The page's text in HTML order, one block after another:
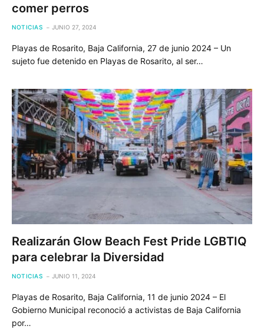
comer perros
NOTICIAS JUNIO 27, 2024
Playas de Rosarito, Baja California, 27 de junio 2024 – Un
sujeto fue detenido en Playas de Rosarito, al ser…
Realizarán Glow Beach Fest Pride LGBTIQ
para celebrar la Diversidad
NOTICIAS JUNIO 11, 2024
Playas de Rosarito, Baja California, 11 de junio 2024 – El
Gobierno Municipal reconoció a activistas de Baja California
por…